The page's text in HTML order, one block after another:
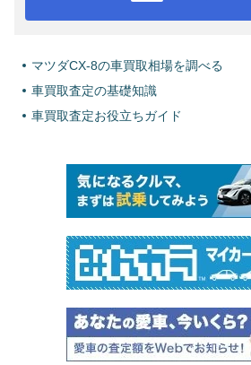
マツダCX-8の車買取相場を調べる
車買取査定の基礎知識
車買取査定お役立ちガイド